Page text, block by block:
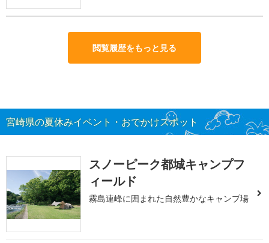
閲覧履歴をもっと見る
宮崎県の夏休みイベント・おでかけスポット
スノーピーク都城キャンプフ
ィールド
霧島連峰に囲まれた自然豊かなキャンプ場